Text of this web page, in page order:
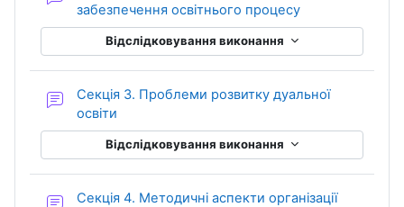
забезпечення освітнього процесу
Відслідковування виконання
Секція 3. Проблеми розвитку дуальної
освіти
Відслідковування виконання
Секція 4. Методичні аспекти організації